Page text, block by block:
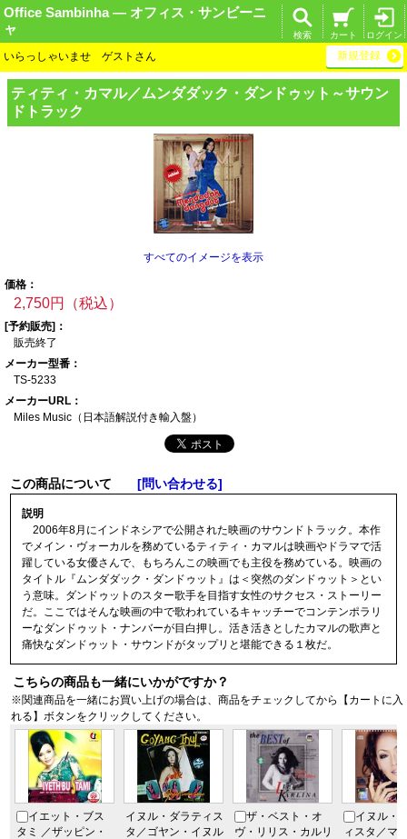
Office Sambinha ― オフィス・サンビーニ
ャ
ログイン
カート
検索
いらっしゃいませ ゲストさん 新規登録
ティティ・カマル／ムンダダック・ ダンドゥット～サウン
ドトラック
すべてのイメージを表示
価格：
2,750円（税込）
[予約販売]：
販売終了
メーカー型番：
TS-5233
メーカーURL：
Miles Music（日本語解説付き輸入盤）
この商品について [問い合わせる]
説明
2006年8月にインドネシアで公開された映画のサウンドトラック。本作
でメイン・ヴォーカルを務めているティティ・カマルは映画やドラマで活
躍している女優さんで、もちろんこの映画でも主役を務めている。映画の
タイトル『ムンダダック・ダンドゥット』は＜突然のダンドゥット＞とい
う意味。ダンドゥットのスター歌手を目指す女性のサクセス・ストーリー
だ。ここではそんな映画の中で歌われているキャッチーでコンテンポラリ
ーなダンドゥット・ナンバーが目白押し。活き活きとしたカマルの歌声と
痛快なダンドゥット・サウンドがタップリと堪能できる１枚だ。
こちらの商品も一緒にいかがですか？
※関連商品を一緒にお買い上げの場合は、商品をチェックしてから【カートに入
れる】ボタンをクリックしてください。
イエット・ブス
タミ ／ザッピン・
イヌル・ダラティス
タ／ゴヤン・イ ヌル
ザ・ベスト・オ
ヴ・リリス・カルリ
イヌル・
ィスタ／マ